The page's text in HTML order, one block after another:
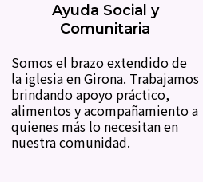
Ayuda Social y
Comunitaria
Somos el brazo extendido de
la iglesia en Girona. Trabajamos
brindando apoyo práctico,
alimentos y acompañamiento a
quienes más lo necesitan en
nuestra comunidad.